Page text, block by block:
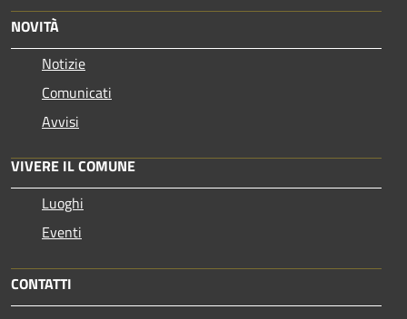
NOVITÀ
Notizie
Comunicati
Avvisi
VIVERE IL COMUNE
Luoghi
Eventi
CONTATTI